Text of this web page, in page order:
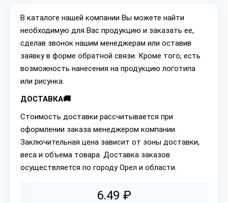
В каталоге нашей компании Вы можете найти
необходимую для Вас продукцию и заказать ее,
сделав звонок нашим менеджерам или оставив
заявку в форме обратной связи. Кроме того, есть
возможность нанесения на продукцию логотипа
или рисунка.
ДОСТАВКА🚚
Стоимость доставки рассчитывается при
оформлении заказа менеджером компании.
Заключительная цена зависит от зоны доставки,
веса и объема товара. Доставка заказов
осуществляется по городу Орел и области.
6.49 ₽